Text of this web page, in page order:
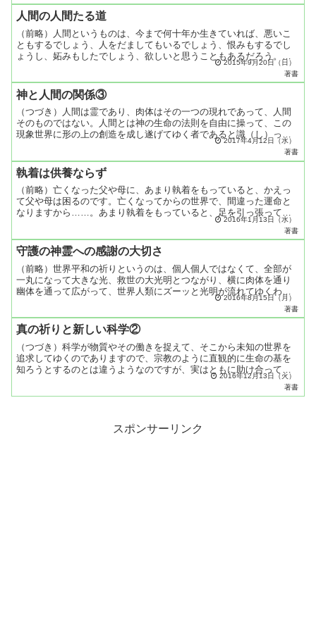
人間の人間たる道
（前略）人間というものは、今まで何十年か生きていれば、悪いこ
ともするでしょう、人をだましてもいるでしょう、恨みもするでし
ょうし、妬みもしたでしょう、欲しいと思うこともあるだろう。
色々なことや想いがあるだろうけれど、いったん、これはいけな
2015年9月20日（日）
著書
神と人間の関係③
（つづき）人間は霊であり、肉体はその一つの現れであって、人間
そのものではない。人間とは神の生命の法則を自由に操って、この
現象世界に形の上の創造を成し遂げてゆく者であると識（し）っ
て、それを実行している人。この人は覚者であって、自由自在心で
2017年4月12日（水）
著書
執着は供養ならず
（前略）亡くなった父や母に、あまり執着をもっていると、かえっ
て父や母は困るのです。亡くなってからの世界で、間違った運命と
なりますから……。あまり執着をもっていると、足を引っ張ってい
るのと同じです。だから先祖供養をするというのも、気楽に、
2016年1月13日（水）
著書
守護の神霊への感謝の大切さ
（前略）世界平和の祈りというのは、個人個人ではなくて、全部が
一丸になって大きな光、救世の大光明とつながり、横に肉体を通り
幽体を通って広がって、世界人類にズーッと光明が流れてゆくわけ
なのです。信じようと信じまいとそんなことに関係なく、光が流
2016年8月15日（月）
著書
真の祈りと新しい科学②
（つづき）科学が物質やその働きを捉えて、そこから未知の世界を
追求してゆくのでありますので、宗教のように直観的に生命の基を
知ろうとするのとは違うようなのですが、実はともに助け合って、
この世の実体を知ろうとしているのが、人類の生き方なのです。
2016年12月13日（火）
著書
スポンサーリンク